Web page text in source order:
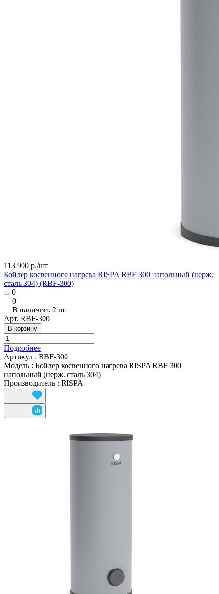
113 900 р./шт
Бойлер косвенного нагрева RISPA RBF 300 напольный (нерж.
сталь 304) (RBF-300)
0
0
В наличии: 2 шт
Арт. RBF-300
В корзину
Подробнее
Артикул : RBF-300
Модель : Бойлер косвенного нагрева RISPA RBF 300
напольный (нерж. сталь 304)
Производитель : RISPA